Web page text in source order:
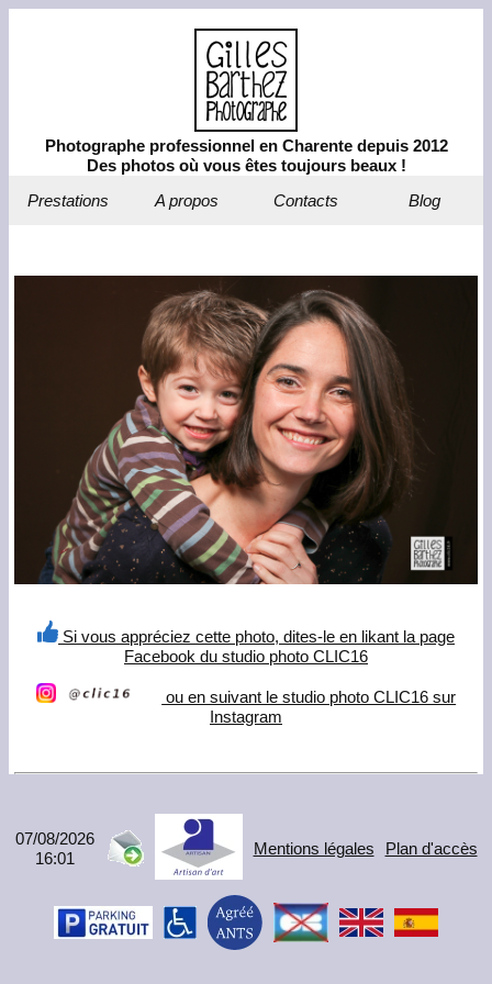
Photographe professionnel en Charente depuis 2012
Des photos où vous êtes toujours beaux !
Prestations
A propos Contacts Blog
Si vous appréciez cette photo, dites-le en likant la page
Facebook du studio photo CLIC16
ou en suivant le studio photo CLIC16 sur
Instagram
07/08/2026
16:01
Mentions légales Plan d'accès